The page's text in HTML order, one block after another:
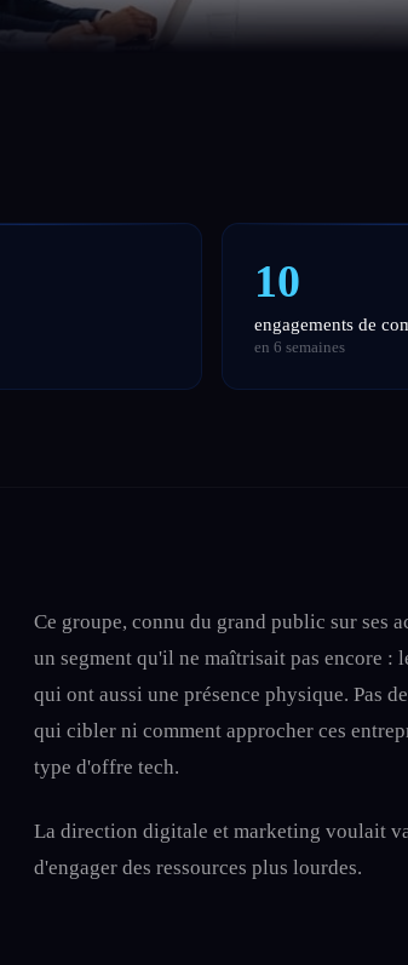
10
engagements de
en 6 semaines
Ce groupe, connu du grand public sur ses
un segment qu'il ne maîtrisait pas encore :
qui ont aussi une présence physique. Pas
qui cibler ni comment approcher ces
type d'offre tech.
La direction digitale et marketing voulait
d'engager des ressources plus lourdes.